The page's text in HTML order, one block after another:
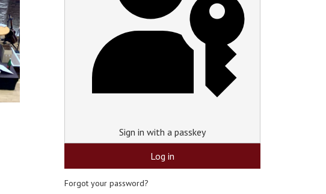
Sign in with a passkey
Log in
Forgot your password?